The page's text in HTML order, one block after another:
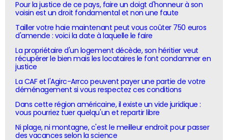
Pour la justice de ce pays, faire un doigt d'honneur à son
voisin est un droit fondamental et non une faute
Tailler votre haie maintenant peut vous coûter 750 euros
d'amende : voici la date à laquelle le faire
La propriétaire d'un logement décède, son héritier veut
récupérer le bien mais les locataires le font condamner en
justice
La CAF et l'Agirc-Arrco peuvent payer une partie de votre
déménagement si vous respectez ces conditions
Dans cette région américaine, il existe un vide juridique :
vous pourriez tuer quelqu'un et repartir libre
Ni plage, ni montagne, c'est le meilleur endroit pour passer
des vacances selon la science